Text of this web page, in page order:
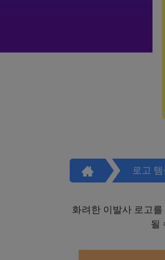
로고 템
화려한 이발사 로고
될